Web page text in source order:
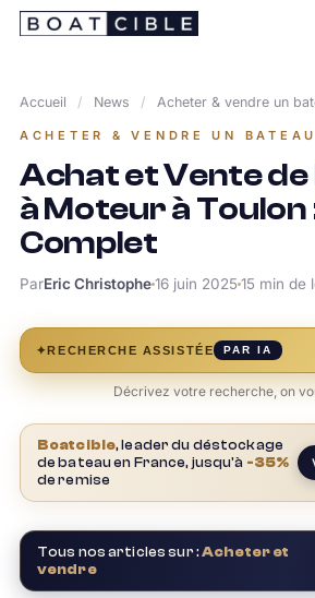
Passer
Accueil / News / Acheter & vendre un
ACHETER & VENDRE UN BATEAU
Achat et Vente
à Moteur à Toulon
Complet
ParEric Christophe16 juin 2025 15 min de
✦RECHERCHE ASSISTÉE PAR IA
Décrivez votre recherche, on
Boatcible, leader du déstockage
de bateau en France, jusqu'à -35%
de remise
Tous nos articles sur :Acheter et
vendre